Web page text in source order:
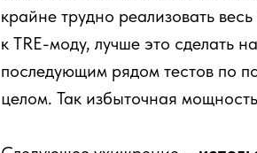
крайне трудно реализовать
к TRE-моду, лучше это сделать
последующим рядом тестов по
целом. Так избыточная